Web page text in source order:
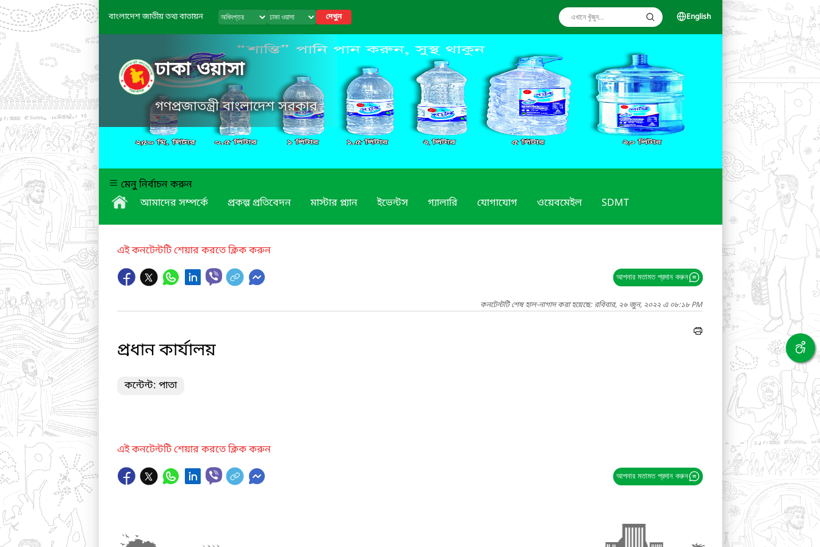
বাংলাদেশ জাতীয় তথ্য বাতায়ন দেখুন English
ঢাকা ওয়াসা
গণপ্রজাতন্ত্রী বাংলাদেশ সরকার
মেনু নির্বাচন করুন
আমাদের সম্পর্কে
প্রকল্প প্রতিবেদন মাস্টার প্ল্যান ইভেন্টস গ্যালারি যোগাযোগ ওয়েবমেইল SDMT
এই কনটেন্টটি শেয়ার করতে ক্লিক করুন
আপনার মতামত প্রদান করুন
কনটেন্টটি শেষ হাল-নাগাদ করা হয়েছে: রবিবার, ২৬ জুন, ২০২২ এ ০৮:১৮ PM
প্রধান কার্যালয়
কন্টেন্ট: পাতা
এই কনটেন্টটি শেয়ার করতে ক্লিক করুন
আপনার মতামত প্রদান করুন